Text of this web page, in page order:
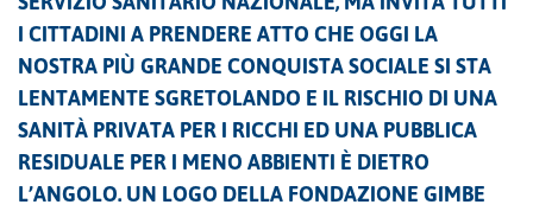
I CITTADINI A PRENDERE ATTO CHE OGGI LA
NOSTRA PIÙ GRANDE CONQUISTA SOCIALE SI STA
LENTAMENTE SGRETOLANDO E IL RISCHIO DI UNA
SANITÀ PRIVATA PER I RICCHI ED UNA PUBBLICA
RESIDUALE PER I MENO ABBIENTI È DIETRO
L’ANGOLO. UN LOGO DELLA FONDAZIONE GIMBE